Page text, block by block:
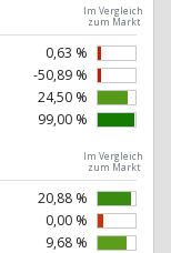
Im Vergleich
zum Markt
0,63 %
-50,89 %
24,50 %
99,00 %
Im Vergleich
zum Markt
20,88 %
0,00 %
9,68 %